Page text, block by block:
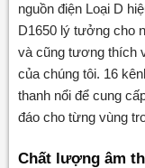
nguồn điện Loại D
D1650 lý tưởng cho
và cũng tương thích
của chúng tôi. 16
thanh nổi để cung
đáo cho từng vùng
Chất lượng âm